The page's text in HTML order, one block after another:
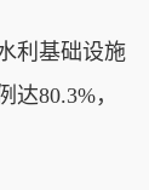
利基础设施
80.3%，